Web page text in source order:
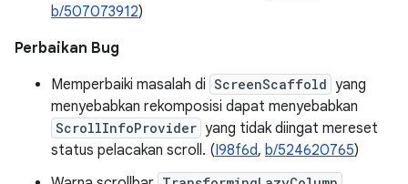
b/507073912)
Perbaikan Bug
Memperbaiki masalah di ScreenScaffold yang
menyebabkan rekomposisi dapat menyebabkan
ScrollInfoProvider yang tidak diingat mereset
status pelacakan scroll. (I98f6d, b/524620765)